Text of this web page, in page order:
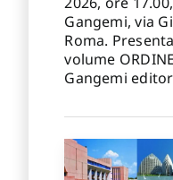
Gangemi, via
Roma.
volume
Gangemi